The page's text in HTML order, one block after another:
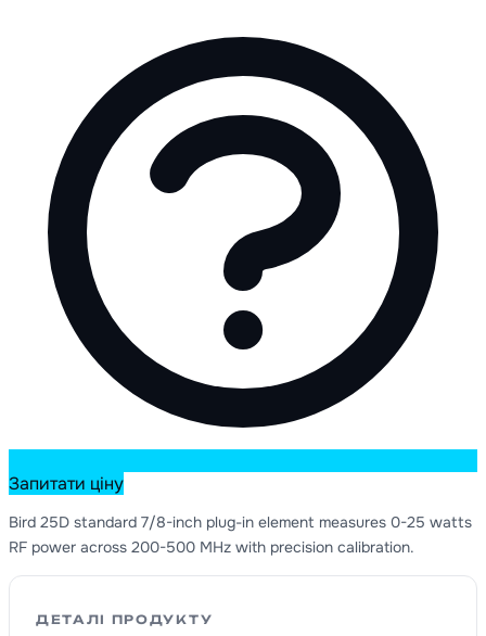
Запитати ціну
Bird 25D standard 7/8-inch plug-in element measures 0-25 watts
RF power across 200-500 MHz with precision calibration.
ДЕТАЛІ ПРОДУКТУ